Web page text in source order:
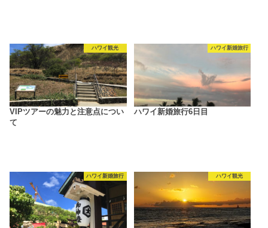
ハワイ観光
VIPツアーの魅力と注意点につい
て
ハワイ新婚旅行
ハワイ新婚旅行6日目
ハワイ新婚旅行 ハワイ観光